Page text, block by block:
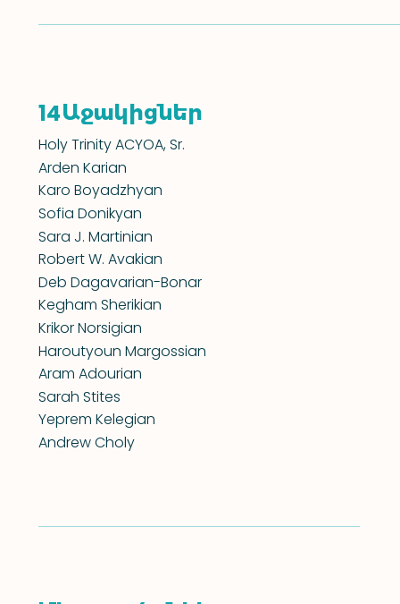
Holy Trinity ACYOA, Sr.
Arden Karian
Karo Boyadzhyan
Sofia Donikyan
Sara J. Martinian
Robert W. Avakian
Deb Dagavarian-Bonar
Kegham Sherikian
Krikor Norsigian
Haroutyoun Margossian
Aram Adourian
Sarah Stites
Yeprem Kelegian
Andrew Choly
Աջակիցներ
14